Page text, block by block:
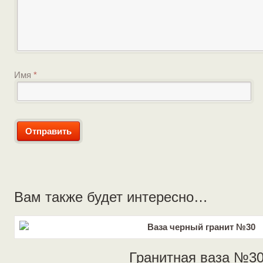
Имя*
Вам также будет интересно…
Гранитная ваза